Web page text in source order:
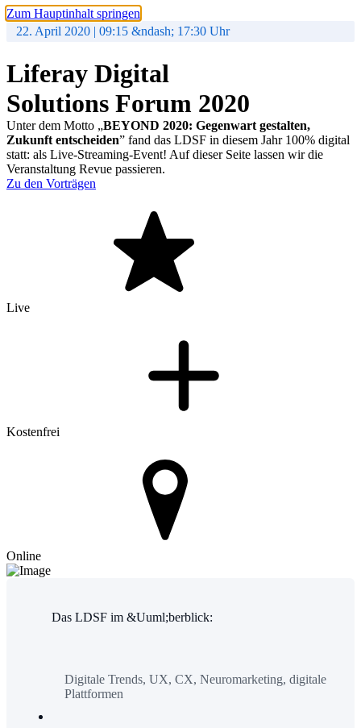
Zum Hauptinhalt springen
22. April 2020 | 09:15 &ndash; 17:30 Uhr
Liferay Digital
Solutions Forum 2020
Unter dem Motto „BEYOND 2020: Gegenwart gestalten,
Zukunft entscheiden” fand das LDSF in diesem Jahr 100% digital
statt: als Live-Streaming-Event! Auf dieser Seite lassen wir die
Veranstaltung Revue passieren.
Zu den Vorträgen
Live
Kostenfrei
Online
Das LDSF im &Uuml;berblick:
Digitale Trends, UX, CX, Neuromarketing, digitale
Plattformen